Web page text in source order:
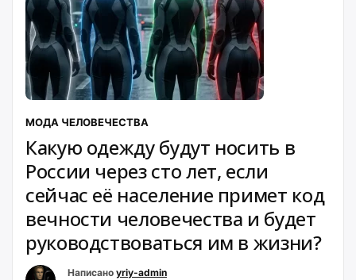
МОДА ЧЕЛОВЕЧЕСТВА
Какую одежду будут носить в
России через сто лет, если
сейчас её население примет код
вечности человечества и будет
руководствоваться им в жизни?
Написано yriy-admin